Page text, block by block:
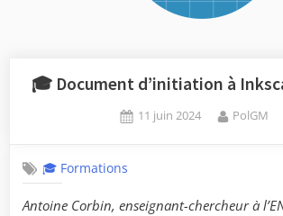
🎓 Document d’initiation à
Posted
11 juin 2024 By
PolGM
🎓 Formations
Antoine Corbin, enseignant-chercheur à